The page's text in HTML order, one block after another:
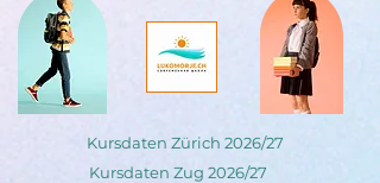
Kursdaten Zürich 2026/27
Kursdaten Zug 2026/27